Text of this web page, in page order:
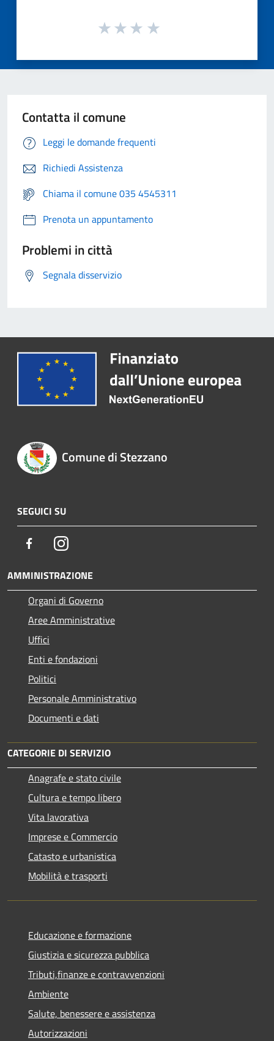
Contatta il comune
Leggi le domande frequenti
Richiedi Assistenza
Chiama il comune 035 4545311
Prenota un appuntamento
Problemi in città
Segnala disservizio
Comune di Stezzano
SEGUICI SU
FacebookInstagram
AMMINISTRAZIONE
Organi di Governo
Aree Amministrative
Uffici
Enti e fondazioni
Politici
Personale Amministrativo
Documenti e dati
CATEGORIE DI SERVIZIO
Anagrafe e stato civile
Cultura e tempo libero
Vita lavorativa
Imprese e Commercio
Catasto e urbanistica
Mobilità e trasporti
Educazione e formazione
Giustizia e sicurezza pubblica
Tributi,finanze e contravvenzioni
Ambiente
Salute, benessere e assistenza
Autorizzazioni